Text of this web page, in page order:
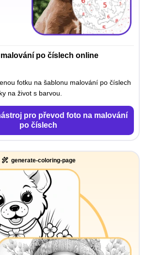
po číslech online
fotku na šablonu malování po číslech
na život s barvou.
pro převod foto na malování
po číslech
generate-coloring-page